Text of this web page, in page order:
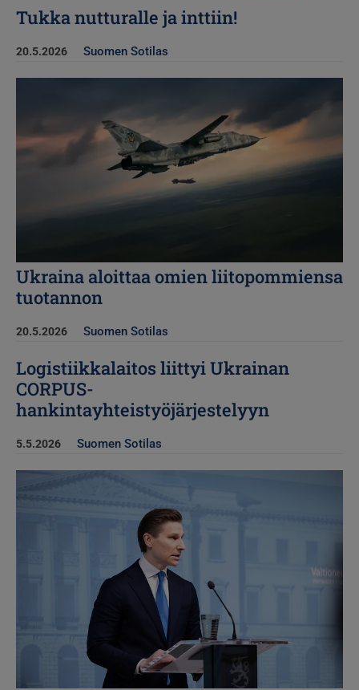
Tukka nutturalle ja inttiin!
20.5.2026 Suomen Sotilas
Ukraina aloittaa omien liitopommiensa
tuotannon
20.5.2026 Suomen Sotilas
Logistiikkalaitos liittyi Ukrainan
CORPUS-
hankintayhteistyöjärjestelyyn
5.5.2026 Suomen Sotilas